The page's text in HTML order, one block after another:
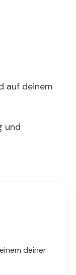
auf deinem
und
deiner